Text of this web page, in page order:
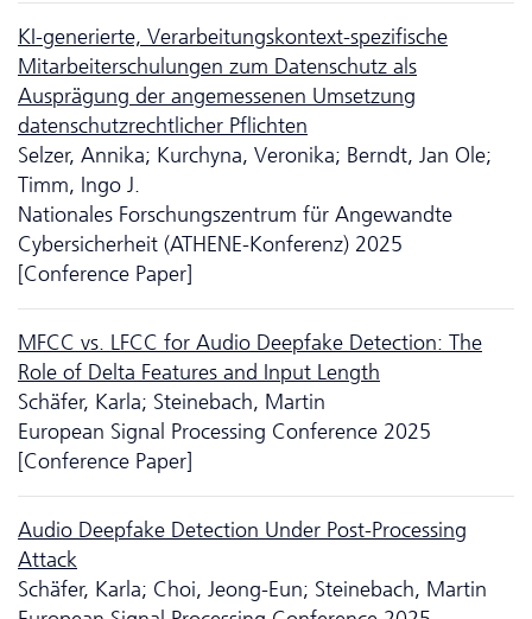
KI-generierte, Verarbeitungskontext-spezifische
Mitarbeiterschulungen zum Da­ten­schutz als
Ausprägung der angemessenen Umsetzung
datenschutzrechtlicher Pflichten
Selzer, Annika; Kurchyna, Veronika; Berndt, Jan Ole;
Timm, Ingo J.
Nationales Forschungszentrum für Angewandte
Cybersicherheit (ATHENE-Konferenz) 2025
[Conference Paper]
MFCC vs. LFCC for Audio Deepfake Detection: The
Role of Delta Features and Input Length
Schäfer, Karla; Steinebach, Martin
European Signal Processing Conference 2025
[Conference Paper]
Audio Deepfake Detection Under Post-Processing
Attack
Schäfer, Karla; Choi, Jeong-Eun; Steinebach, Martin